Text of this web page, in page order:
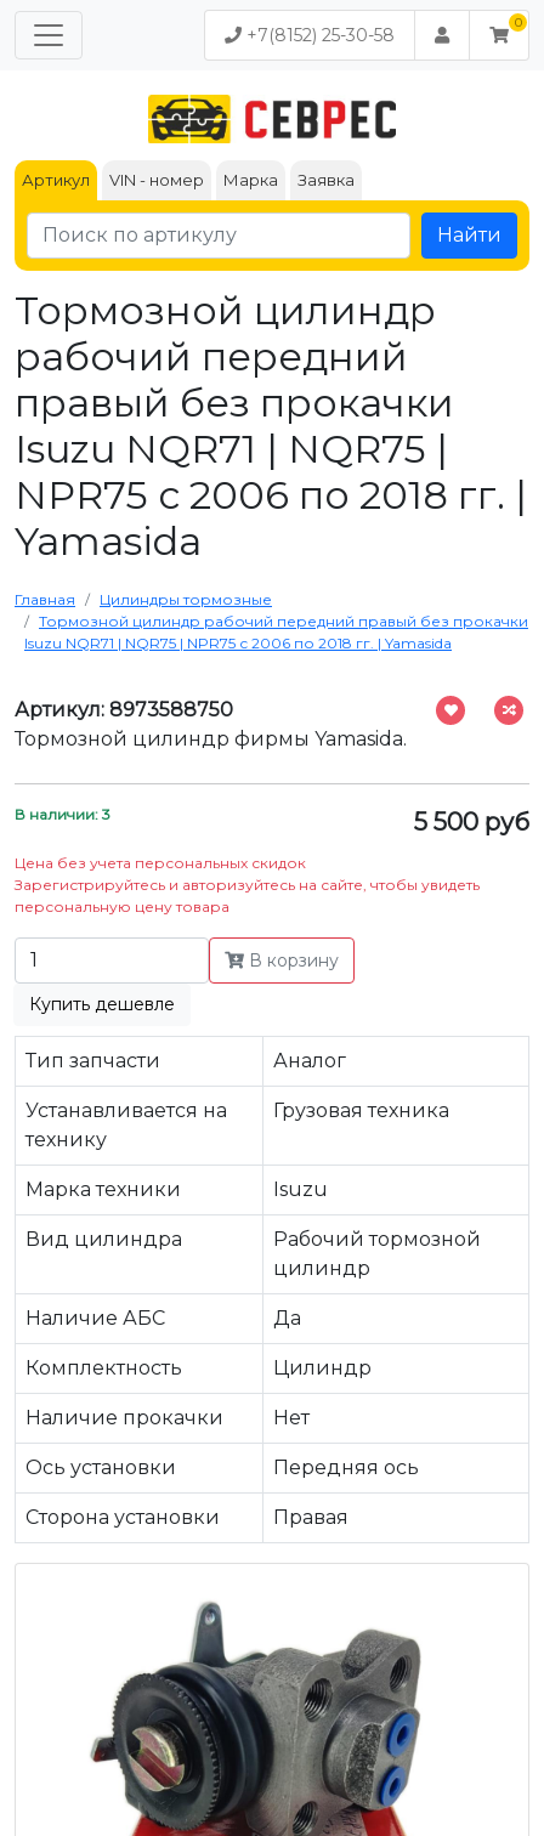
+7(8152) 25-30-58
Артикул VIN - номер Марка Заявка
Найти
Тормозной цилиндр
рабочий передний
правый без прокачки
Isuzu NQR71 | NQR75 |
NPR75 с 2006 по 2018 гг. |
Yamasida
Главная
Цилиндры тормозные
Тормозной цилиндр рабочий передний правый без прокачки
Isuzu NQR71 | NQR75 | NPR75 с 2006 по 2018 гг. | Yamasida
Артикул: 8973588750
Тормозной цилиндр фирмы Yamasida.
В наличии: 3 5 500 руб
Цена без учета персональных скидок
Зарегистрируйтесь и авторизуйтесь на сайте, чтобы увидеть
персональную цену товара
В корзину
Купить дешевле
Тип запчасти Аналог
Устанавливается на
технику
Грузовая техника
Марка техники Isuzu
Вид цилиндра
Рабочий тормозной
цилиндр
Наличие АБС Да
Комплектность Цилиндр
Наличие прокачки Нет
Ось установки Передняя ось
Сторона установки Правая